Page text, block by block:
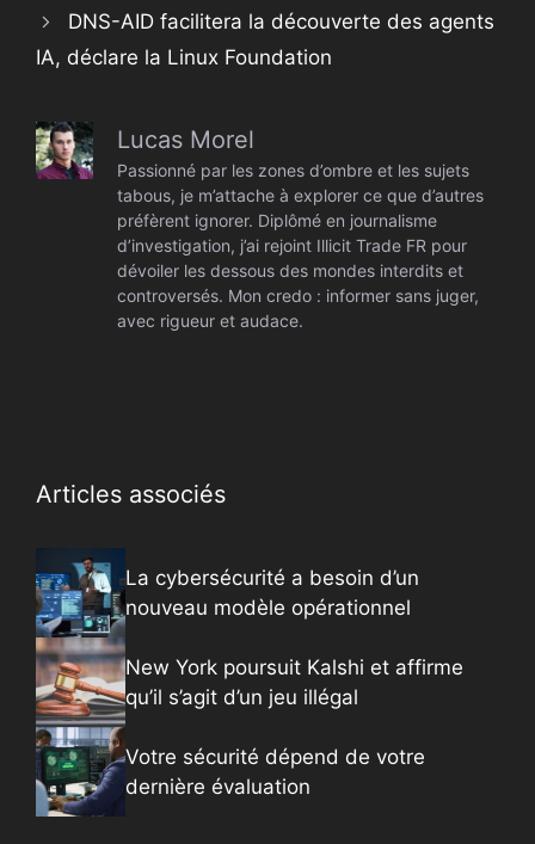
DNS-AID facilitera la découverte des agents
IA, déclare la Linux Foundation
Lucas Morel
Passionné par les zones d’ombre et les sujets
tabous, je m’attache à explorer ce que d’autres
préfèrent ignorer. Diplômé en journalisme
d’investigation, j’ai rejoint Illicit Trade FR pour
dévoiler les dessous des mondes interdits et
controversés. Mon credo : informer sans juger,
avec rigueur et audace.
Articles associés
La cybersécurité a besoin d’un
nouveau modèle opérationnel
New York poursuit Kalshi et affirme
qu’il s’agit d’un jeu illégal
Votre sécurité dépend de votre
dernière évaluation